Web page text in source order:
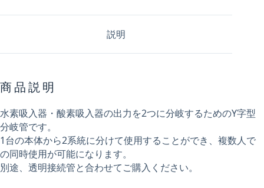
説明
商品説明
水素吸入器・酸素吸入器の出力を2つに分岐するためのY字型
分岐管です。
1台の本体から2系統に分けて使用することができ、複数人で
の同時使用が可能になります。
別途、透明接続管と合わせてご購入ください。